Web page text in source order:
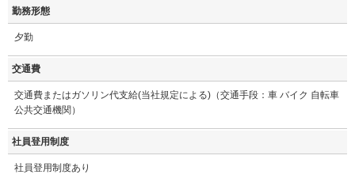
勤務形態
夕勤
交通費
交通費またはガソリン代支給(当社規定による)（交通手段：車 バイク 自転車
公共交通機関）
社員登用制度
社員登用制度あり